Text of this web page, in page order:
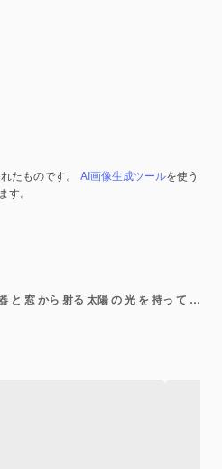
たものです。 AI画像生成ツールを使う
。
ウェイトリフティング 機器 と 窓 から 射る 太陽 の 光 を 持っ て いる 空の ジム